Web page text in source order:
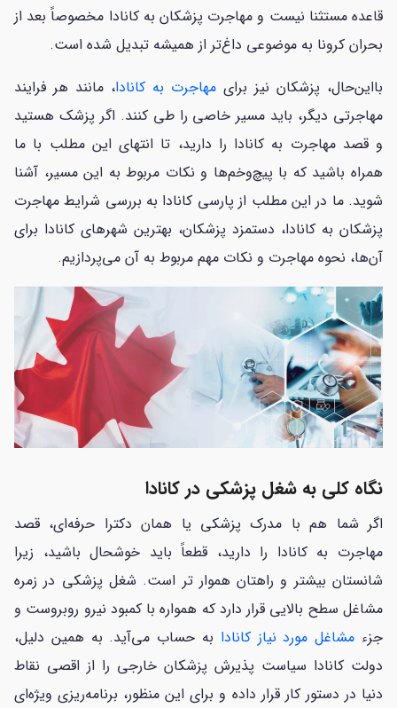
قاعده مستثنا نیست و مهاجرت پزشکان به کانادا مخصوصاً بعد از
بحران کرونا به موضوعی داغ‌تر از همیشه تبدیل شده است.
بااین‌حال، پزشکان نیز برای مهاجرت به کانادا، مانند هر فرایند
مهاجرتی دیگر، باید مسیر خاصی را طی کنند. اگر پزشک هستید
و قصد مهاجرت به کانادا را دارید، تا انتهای این مطلب با ما
همراه باشید که با پیچ‌وخم‌ها و نکات مربوط به این مسیر، آشنا
شوید. ما در این مطلب از پارسی کانادا به بررسی شرایط مهاجرت
پزشکان به کانادا، دستمزد پزشکان، بهترین شهرهای کانادا برای
آن‌ها، نحوه مهاجرت و نکات مهم مربوط به آن می‌پردازیم.
نگاه کلی به شغل پزشکی در کانادا
اگر شما هم با مدرک پزشکی یا همان دکترا حرفه‌ای، قصد
مهاجرت به کانادا را دارید، قطعاً باید خوشحال باشید، زیرا
شانستان بیشتر و راهتان هموار تر است. شغل پزشکی در زمره
مشاغل سطح بالایی قرار دارد که همواره با کمبود نیرو روبروست و
جزء مشاغل مورد نیاز کانادا به حساب می‌آید. به همین دلیل،
دولت کانادا سیاست پذیرش پزشکان خارجی را از اقصی نقاط
دنیا در دستور کار قرار داده و برای این منظور، برنامه‌ریزی ویژه‌ای